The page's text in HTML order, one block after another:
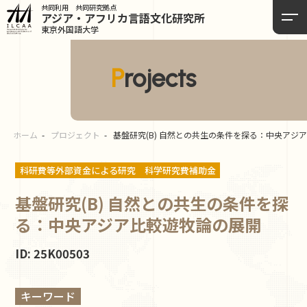
共同利用 共同研究拠点
アジア・アフリカ言語文化研究所
東京外国語大学
Projects
ホーム プロジェクト 基盤研究(B) 自然との共生の条件を探る：中央アジ
科研費等外部資金による研究 科学研究費補助金
基盤研究(B) 自然との共生の条件を探
る：中央アジア比較遊牧論の展開
ID: 25K00503
キーワード